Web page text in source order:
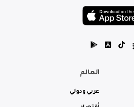
العالم
عربي ودولي